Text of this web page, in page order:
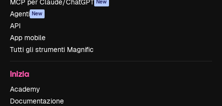
MCP per Claude/ChatGPT New
Agenti New
API
App mobile
Tutti gli strumenti Magnific
Inizia
Academy
Documentazione